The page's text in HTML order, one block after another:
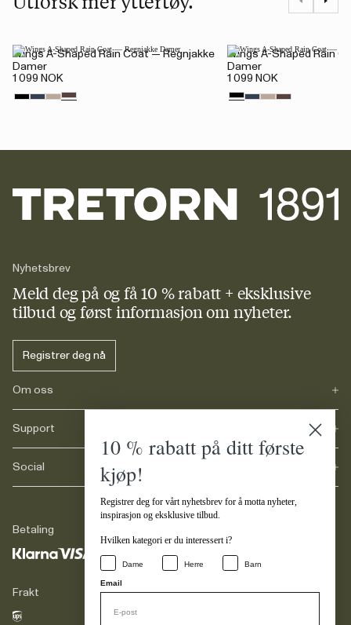
Wings A-Shaped Rain Coat — Regnjakke
Damer
1 099 NOK
Wings A-Shaped Rain
Damer
1 099 NOK
Nyhetsbrev
Meld deg på og få 10 % rabatt + eksklusive
tilbud og først informasjon om nyheter.
Registrer deg nå
Om oss
Vår historie
Karriere
Journals
Support
FAQs
Levering
Juridisk
Kontakt
Social
TikTok
LinkedIn
Betaling
Frakt
10 % rabatt på ditt første
kjøp!
Registrer deg for vårt nyhetsbrev for å motta nyheter,
inspirasjon og eksklusive tilbud.
Hvilken kategori er du interessert i?
Dame Herre Barn
Email